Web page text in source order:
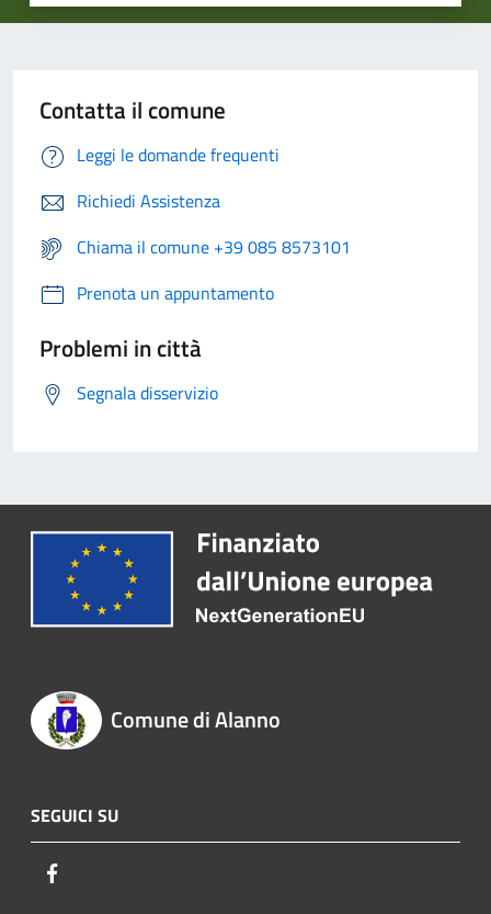
Contatta il comune
Leggi le domande frequenti
Richiedi Assistenza
Chiama il comune +39 085 8573101
Prenota un appuntamento
Problemi in città
Segnala disservizio
Comune di Alanno
SEGUICI SU